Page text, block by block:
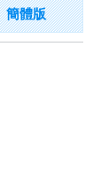
簡體版